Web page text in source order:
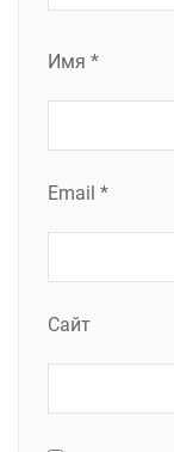
Имя *
Email *
Сайт